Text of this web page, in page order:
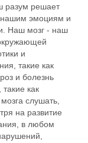
разум решает
эмоциям и
Наш мозг - наш
и
такие как
и болезнь
как
слушать,
на развитие
в любом